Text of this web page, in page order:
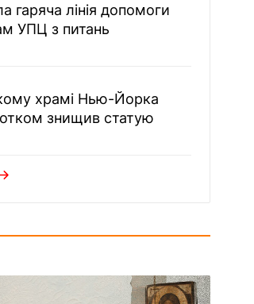
гаряча лінія допомоги
УПЦ з питань
храмі Нью-Йорка
знищив статую